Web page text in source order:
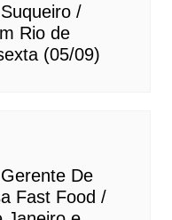
/
Rio de
(05/09)
De
Fast Food /